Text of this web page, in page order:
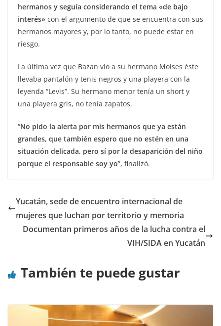
hermanos y seguía considerando el tema «de bajo
interés» con el argumento de que se encuentra con sus
hermanos mayores y, por lo tanto, no puede estar en
riesgo.
La última vez que Bazan vio a su hermano Moises éste
llevaba pantalón y tenis negros y una playera con la
leyenda “Levis”. Su hermano menor tenía un short y
una playera gris, no tenía zapatos.
“No pido la alerta por mis hermanos que ya están
grandes, que también espero que no estén en una
situación delicada, pero sí por la desaparición del niño
porque el responsable soy yo”, finalizó.
Yucatán, sede de encuentro internacional de
mujeres que luchan por territorio y memoria
Documentan primeros años de la lucha contra el
VIH/SIDA en Yucatán
También te puede gustar